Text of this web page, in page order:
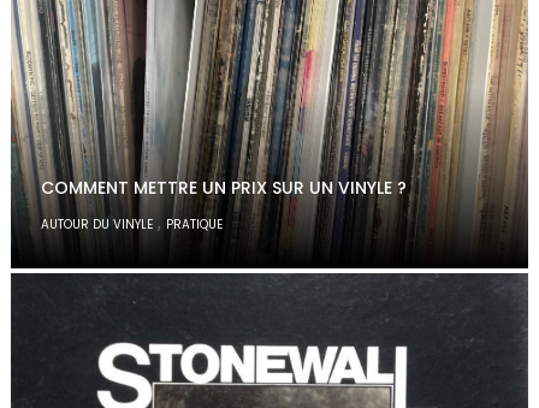
COMMENT METTRE UN PRIX SUR UN VINYLE ?
AUTOUR DU VINYLE , PRATIQUE